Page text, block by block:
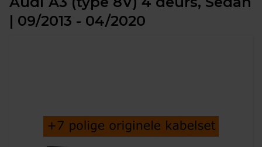
| 09/2013 - 04/2020